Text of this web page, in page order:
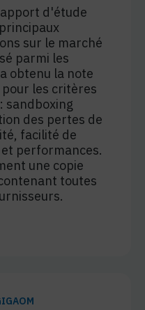
d'étude
sur le marché
parmi les
obtenu la note
les critères
sandboxing
des pertes de
facilité de
performances.
une copie
toutes